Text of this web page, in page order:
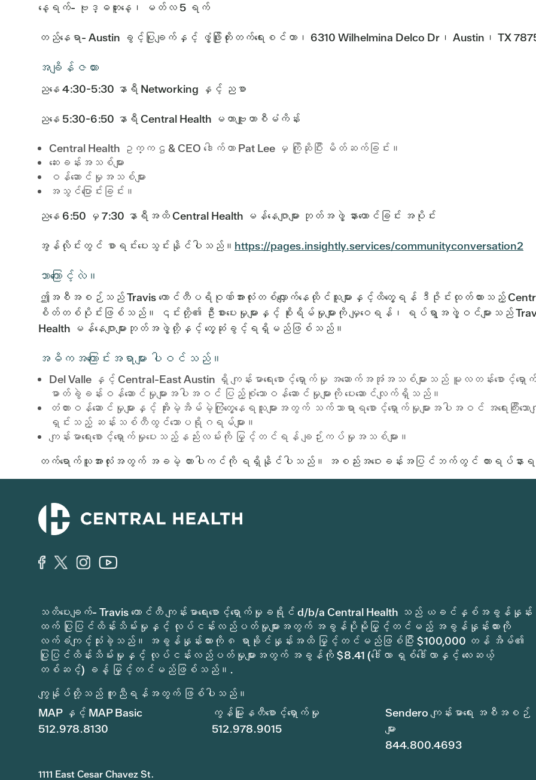
နေ့ရက်- ဗုဒ္ဓဟူးနေ့၊ မတ်လ 5 ရက်
တည်နေရာ- Austin ခွင့်ပြုချက်နှင့် ဖွံ့ဖြိုးတိုးတက်ရေးစင်တာ၊ 6310 Wilhelmina Delco Dr၊ Austin၊ TX
အချိန်ဇယား
ညနေ 4:30-5:30 နာရီ Networking နှင့် ညစာ
ညနေ 5:30-6:50 နာရီ Central Health မဟာဗျူဟာစီမံကိန်း
Central Health ဥက္ကဌ & CEO ဒေါက်တာ Pat Lee မှ ကြိုဆိုပြီး မိတ်ဆက်ခြင်း။
ဆေးခန်းအသစ်များ
ဝန်ဆောင်မှုအသစ်များ
အသွင်ပြောင်းခြင်း။
ညနေ 6:50 မှ 7:30 နာရီအထိ Central Health မန်နေဂျာများ ဘုတ်အဖွဲ့ နားထောင်ခြင်း အပိုင်း
အွန်လိုင်းတွင် စာရင်းပေးသွင်းနိုင်ပါသည်။ https://pages.insightly.services/communityconversation2
ဘာကြောင့်လဲ။
ဤအစီအစဉ်သည် Travis ကောင်တီပရိဝုဏ်အားလုံးတစ်လျှောက်နေထိုင်သူများနှင့်ထိတွေ့ရန် ဒီဇိုင်းထုတ်ထားသည့်
စိတ်တစ်ပိုင်းဖြစ်သည်။ ၎င်းတို့၏ ဦးစားပေးမှုများနှင့် စိုးရိမ်မှုများကို မျှဝေရန်၊ ရပ်ရွာအဖွဲ့ဝင်များသည်
Health မန်နေဂျာများဘုတ်အဖွဲ့တို့နှင့် တွေ့ဆုံခွင့်ရရှိမည်ဖြစ်သည်။
အဓိကအကြောင်းအရာများ ပါဝင်သည်။
Del Valle နှင့် Central-East Austin ရှိ ကျန်းမာရေးစောင့်ရှောက်မှု အဆောက်အအုံအသစ်များသည် မူလတန်းစောင့်ရှ
ဓာတ်ခွဲခန်းဝန်ဆောင်မှုများအပါအဝင် ပြည့်စုံသောဝန်ဆောင်မှုများကို ပေးဆောင်လျက်ရှိသည်။
တံတားဝန်ဆောင်မှုများနှင့် အိုးမဲ့အိမ်မဲ့ကြုံတွေ့နေရသူများအတွက် သက်သာရာရစောင့်ရှောက်မှုများအပါအဝင် အရေးကြီးသောက
ရှင်းသည့် ဆန်းသစ်တီထွင်သောပရိုဂရမ်များ။
ကျန်းမာရေးစောင့်ရှောက်မှုပေးသည့်နည်းလမ်းကို မြှင့်တင်ရန် ချဉ်းကပ်မှုအသစ်များ။
တက်ရောက်သူအားလုံးအတွက် အခမဲ့ ကားပါကင်ကို ရရှိနိုင်ပါသည်။ အစည်းအဝေးခန်းအပြင်ဘက်တွင် ကားရပ်နာ
သတိပေးချက်- Travis ကောင်တီ ကျန်းမာရေးစောင့်ရှောက်မှုခရိုင် d/b/a Central Health သည် ယခင်နှစ်အခွန်နှုန်း
ထက် ပြုပြင်ထိန်းသိမ်းမှုနှင့် လုပ်ငန်းလည်ပတ်မှုများအတွက် အခွန်ပိုမိုမြှင့်တင်မည့် အခွန်နှုန်းထားကို
လက်ခံကျင့်သုံးခဲ့သည်။ အခွန်နှုန်းထားကို ၈ ရာခိုင်နှုန်းအထိ မြှင့်တင်မည်ဖြစ်ပြီး $100,000 တန် အိမ်၏
ပြုပြင်ထိန်းသိမ်းမှုနှင့် လုပ်ငန်းလည်ပတ်မှုများအတွက် အခွန်ကို $8.41 (ဒေါ်လာ ရှစ်ဒေါ်လာနှင့် လေးဆယ့်
တစ်ဆင့်) ခန့် မြှင့်တင်မည်ဖြစ်သည်။.
ကျွန်ုပ်တို့သည် ကူညီရန်အတွက် ဖြစ်ပါသည်။
MAP နှင့် MAP Basic
512.978.8130
ကွန်မြူနတီစောင့်ရှောက်မှု
512.978.9015
Sendero ကျန်းမာရေး အစီအစဉ်
များ
844.800.4693
1111 East Cesar Chavez St.